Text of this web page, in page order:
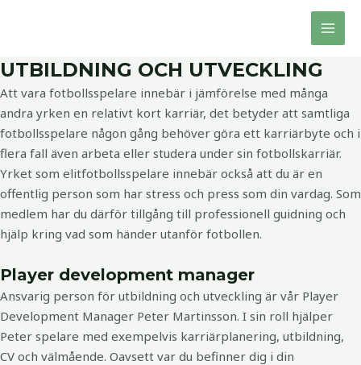
UTBILDNING OCH UTVECKLING
Att vara fotbollsspelare innebär i jämförelse med många
andra yrken en relativt kort karriär, det betyder att samtliga
fotbollsspelare någon gång behöver göra ett karriärbyte och i
flera fall även arbeta eller studera under sin fotbollskarriär.
Yrket som elitfotbollsspelare innebär också att du är en
offentlig person som har stress och press som din vardag. Som
medlem har du därför tillgång till professionell guidning och
hjälp kring vad som händer utanför fotbollen.
Player development manager
Ansvarig person för utbildning och utveckling är vår Player
Development Manager Peter Martinsson. I sin roll hjälper
Peter spelare med exempelvis karriärplanering, utbildning,
CV och välmående. Oavsett var du befinner dig i din